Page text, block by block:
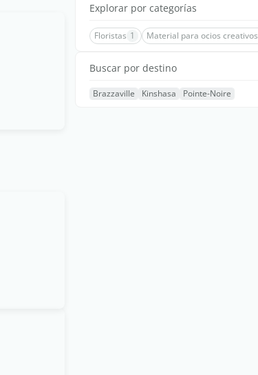
Explorar por categorías
Floristas 1 Material para ocios creativos
Buscar por destino
Brazzaville Kinshasa Pointe-Noire